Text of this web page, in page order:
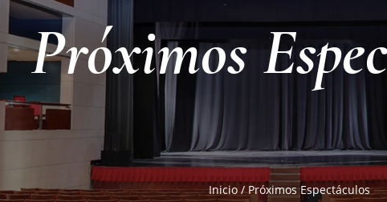
Próximos
Inicio /Próximos Espectáculos